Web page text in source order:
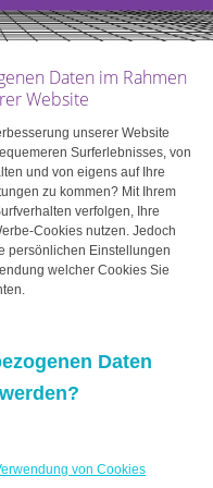
die
sich auf
Daten im Rahmen
Website
unserer Website
Surferlebnisses, von
und von eigens auf Ihre
zu kommen? Mit Ihrem
verfolgen, Ihre
Cookies nutzen. Jedoch
persönlichen Einstellungen
welcher Cookies Sie
Daten
von Cookies